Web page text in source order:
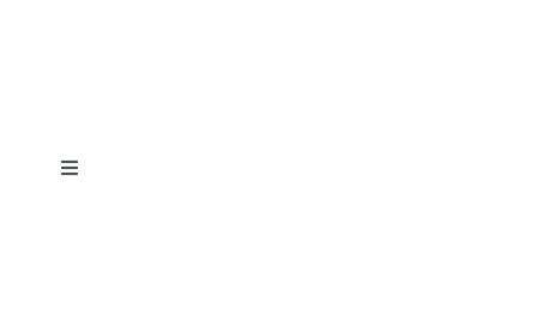
Toggle